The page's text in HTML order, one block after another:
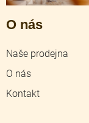
O nás
Naše prodejna
O nás
Kontakt